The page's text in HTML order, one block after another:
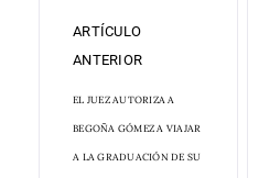
ARTÍCULO
ANTERIOR
EL JUEZ AUTORIZA A
BEGOÑA GÓMEZ A VIAJAR
A LA GRADUACIÓN DE SU